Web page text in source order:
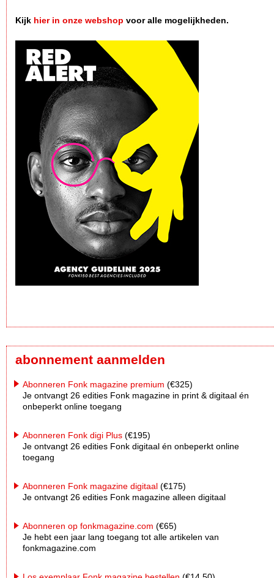
Kijk hier in onze webshop voor alle mogelijkheden.
abonnement aanmelden
Abonneren Fonk magazine premium (€325)
Je ontvangt 26 edities Fonk magazine in print & digitaal én
onbeperkt online toegang
Abonneren Fonk digi Plus (€195)
Je ontvangt 26 edities Fonk digitaal én onbeperkt online
toegang
Abonneren Fonk magazine digitaal (€175)
Je ontvangt 26 edities Fonk magazine alleen digitaal
Abonneren op fonkmagazine.com (€65)
Je hebt een jaar lang toegang tot alle artikelen van
fonkmagazine.com